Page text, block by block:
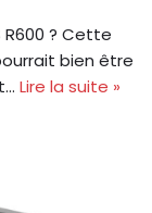
R600 ? Cette
bien être
Lire la suite »